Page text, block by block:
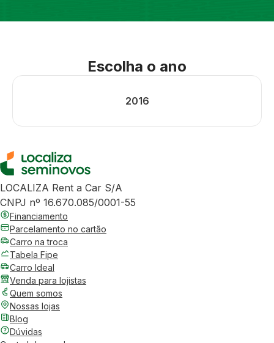
Escolha o ano
2016
LOCALIZA Rent a Car S/A
CNPJ nº 16.670.085/0001-55
Financiamento
Parcelamento no cartão
Carro na troca
Tabela Fipe
Carro Ideal
Venda para lojistas
Quem somos
Nossas lojas
Blog
Dúvidas